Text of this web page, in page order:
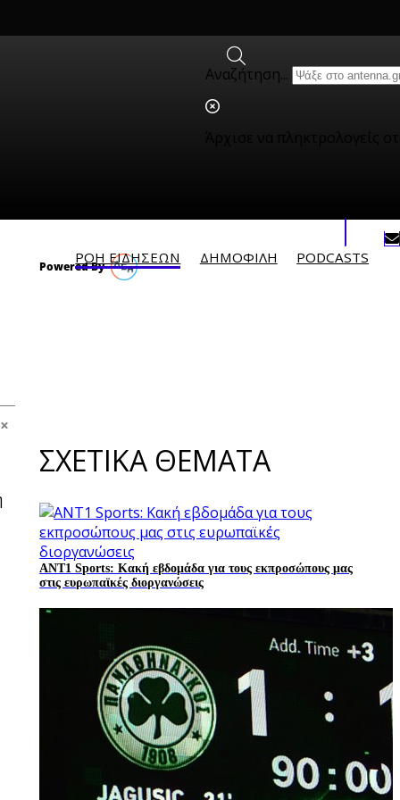
Αναζήτηση...
ΡΟΗ ΕΙΔΗΣΕΩΝ ΔΗΜΟΦΙΛH PODCASTS
ΣΧΕΤΙΚΑ ΘΕΜΑΤΑ
ANT1 Sports: Κακή εβδομάδα για τους εκπροσώπους μας
στις ευρωπαϊκές διοργανώσεις